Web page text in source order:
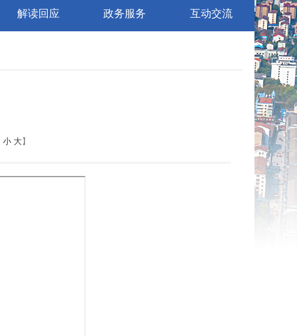
解读回应 政务服务 互动交流
小 大】